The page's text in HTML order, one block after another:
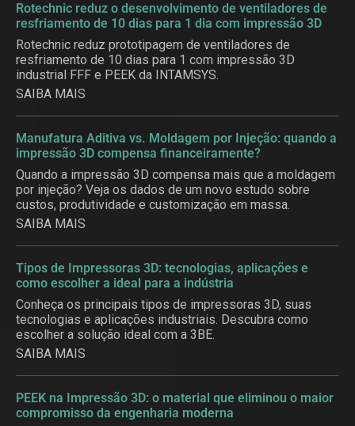
Rotechnic reduz o desenvolvimento de ventiladores de
resfriamento de 10 dias para 1 dia com impressão 3D
Rotechnic reduz prototipagem de ventiladores de
resfriamento de 10 dias para 1 com impressão 3D
industrial FFF e PEEK da INTAMSYS.
SAIBA MAIS
Manufatura Aditiva vs. Moldagem por Injeção: quando a
impressão 3D compensa financeiramente?
Quando a impressão 3D compensa mais que a moldagem
por injeção? Veja os dados de um novo estudo sobre
custos, produtividade e customização em massa.
SAIBA MAIS
Tipos de Impressoras 3D: tecnologias, aplicações e
como escolher a ideal para a indústria
Conheça os principais tipos de impressoras 3D, suas
tecnologias e aplicações industriais. Descubra como
escolher a solução ideal com a 3BE.
SAIBA MAIS
PEEK na Impressão 3D: o material que eliminou o maior
compromisso da engenharia moderna